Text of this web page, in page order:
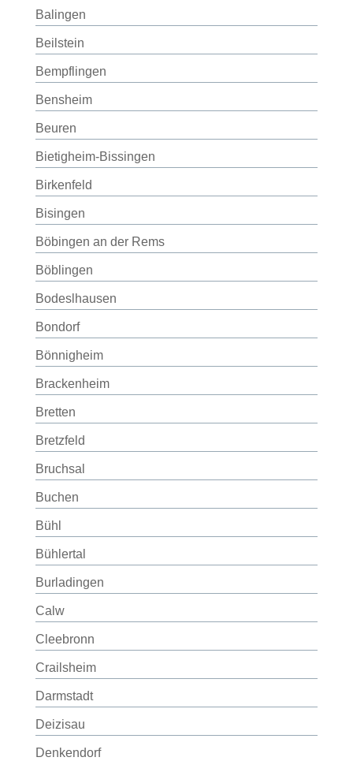
Balingen
Beilstein
Bempflingen
Bensheim
Beuren
Bietigheim-Bissingen
Birkenfeld
Bisingen
Böbingen an der Rems
Böblingen
Bodeslhausen
Bondorf
Bönnigheim
Brackenheim
Bretten
Bretzfeld
Bruchsal
Buchen
Bühl
Bühlertal
Burladingen
Calw
Cleebronn
Crailsheim
Darmstadt
Deizisau
Denkendorf